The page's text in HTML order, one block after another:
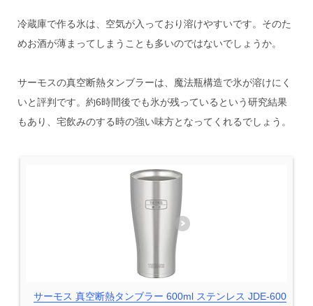
冷蔵庫で作る氷は、空気が入っており溶けやすいです。そのた
めお酒が薄まってしまうことも多いのではないでしょうか。
サーモスの真空断熱タンブラーは、魔法瓶構造で氷が溶けにく
いと評判です。約6時間後でも氷が残っているという研究結果
もあり、宅飲みのする時の強い味方となってくれるでしょう。
サーモス 真空断熱タンブラー 600ml ステンレス JDE-600